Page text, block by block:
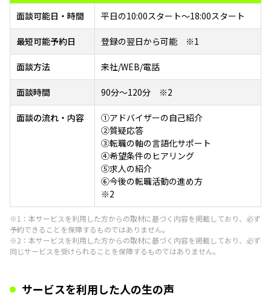
面談可能日・時間 平日の10:00スタート～18:00スタート
最短可能予約日 登録の翌日から可能 ※1
面談方法 来社/WEB/電話
面談時間 90分～120分 ※2
面談の流れ・内容
①アドバイザーの自己紹介
②質疑応答
③転職の軸の言語化サポート
④希望条件のヒアリング
⑤求人の紹介
⑥今後の転職活動の進め方
※2
※1：本サービスを利用した方からの取材に基づく内容を掲載しており、必ず
予約できることを保障するものではありません。
※2：本サービスを利用した方からの取材に基づく内容を掲載しており、必ず
同じサービスを受けられることを保障するものではありません。
サービスを利用した人の生の声